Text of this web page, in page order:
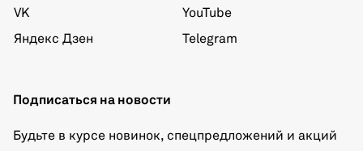
VK
Яндекс Дзен
YouTube
Telegram
Подписаться на новости
Будьте в курсе новинок, спецпредложений и акций